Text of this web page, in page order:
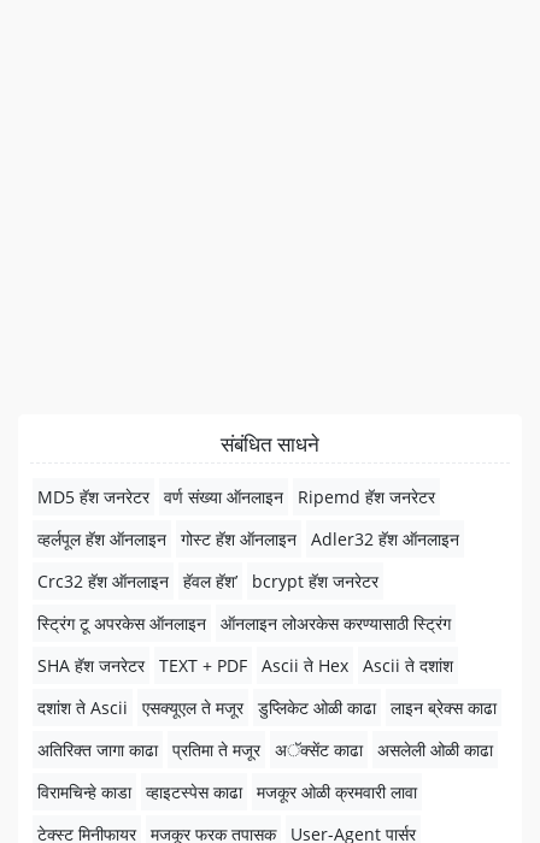
संबंधित साधने
MD5 हॅश जनरेटर वर्ण संख्या ऑनलाइन
Ripemd हॅश जनरेटर
व्हर्लपूल हॅश ऑनलाइन
गोस्ट हॅश ऑनलाइन
Adler32 हॅश ऑनलाइन
Crc32 हॅश ऑनलाइन
हॅवल हॅश’
bcrypt हॅश जनरेटर
स्ट्रिंग टू अपरकेस ऑनलाइन
ऑनलाइन लोअरकेस करण्यासाठी स्ट्रिंग
SHA हॅश जनरेटर
TEXT + PDF Ascii ते Hex
Ascii ते दशांश
दशांश ते Ascii
एसक्यूएल ते मजूर डुप्लिकेट ओळी काढा
लाइन ब्रेक्स काढा
अतिरिक्त जागा काढा
प्रतिमा ते मजूर अॅक्सेंट काढा
असलेली ओळी काढा
विरामचिन्हे काडा
व्हाइटस्पेस काढा
मजकूर ओळी क्रमवारी लावा
टेक्स्ट मिनीफायर
मजकूर फरक तपासक
User-Agent पार्सर